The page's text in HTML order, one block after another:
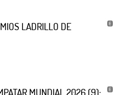
LADRILLO DE
MUNDIAL 2026 (9):